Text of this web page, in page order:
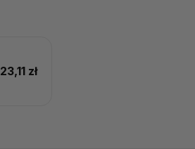
23,11 zł